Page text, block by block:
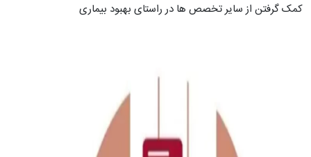
کمک گرفتن از سایر تخصص ها در راستای بهبود بیماری